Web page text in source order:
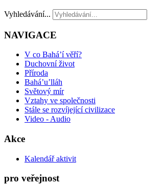
Vyhledávání...
NAVIGACE
V co Bahá’í věří?
Duchovní život
Příroda
Bahá’u’lláh
Světový mír
Vztahy ve společnosti
Stále se rozvíjející civilizace
Video - Audio
Akce
Kalendář aktivit
pro veřejnost